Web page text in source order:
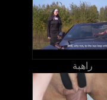
راهبة